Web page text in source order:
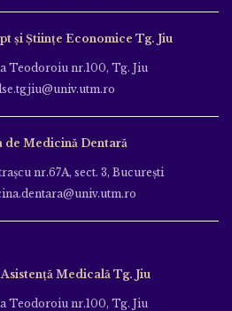
și Științe Economice Tg. Jiu
Teodoroiu nr.100, Tg. Jiu
de Medicină Dentară
nr.67A, sect. 3, Bucureşti
Medicală Tg. Jiu
Teodoroiu nr.100, Tg. Jiu